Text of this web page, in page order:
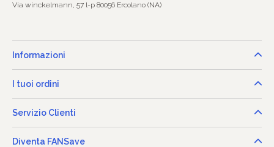
Via winckelmann, 57 l-p 80056 Ercolano (NA)
Informazioni
I tuoi ordini
Servizio Clienti
Diventa FANSave